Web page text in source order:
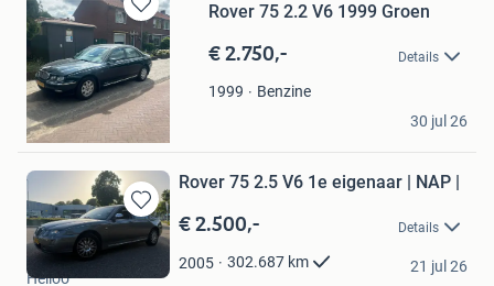
Bewaren
in
Mijn
Favorieten
Rover 75 2.2 V6 1999 Groen
€ 2.750,- Details
1999
Benzine
Bert kooy
Eemnes
30 jul 26
Bewaren
in
Favorieten
Rover 75 2.5 V6 1e eigenaar | NAP |
€ 2.500,- Details
2005 302.687 km
Nout
Heiloo
21 jul 26